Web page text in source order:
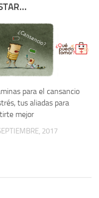
para el cansancio
tus aliadas para
mejor
2017